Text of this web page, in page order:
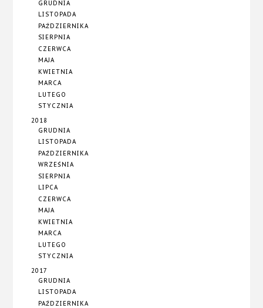
GRUDNIA
LISTOPADA
PAŹDZIERNIKA
SIERPNIA
CZERWCA
MAJA
KWIETNIA
MARCA
LUTEGO
STYCZNIA
2018
GRUDNIA
LISTOPADA
PAŹDZIERNIKA
WRZEŚNIA
SIERPNIA
LIPCA
CZERWCA
MAJA
KWIETNIA
MARCA
LUTEGO
STYCZNIA
2017
GRUDNIA
LISTOPADA
PAŹDZIERNIKA